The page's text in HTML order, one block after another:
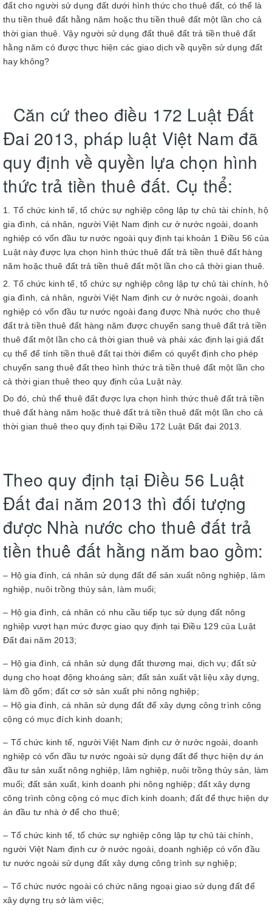
đất cho người sử dụng đất dưới hình thức cho thuê đất, có thể là
thu tiền thuê đất hằng năm hoặc thu tiền thuê đất một lần cho cả
thời gian thuê. Vậy người sử dụng đất thuê đất trả tiền thuê đất
hằng năm có được thực hiện các giao dịch về quyền sử dụng đất
hay không?
Căn cứ theo điều 172 Luật Đất
Đai 2013, pháp luật Việt Nam đã
quy định về quyền lựa chọn hình
thức trả tiền thuê đất. Cụ thể:
Tổ chức kinh tế, tổ chức sự nghiệp công lập tự chủ tài chính, hộ
gia đình, cá nhân, người Việt Nam định cư ở nước ngoài, doanh
nghiệp có vốn đầu tư nước ngoài quy định tại khoản 1 Điều 56 của
Luật này được lựa chọn hình thức thuê đất trả tiền thuê đất hàng
năm hoặc thuê đất trả tiền thuê đất một lần cho cả thời gian thuê.
Tổ chức kinh tế, tổ chức sự nghiệp công lập tự chủ tài chính, hộ
gia đình, cá nhân, người Việt Nam định cư ở nước ngoài, doanh
nghiệp có vốn đầu tư nước ngoài đang được Nhà nước cho thuê
đất trả tiền thuê đất hàng năm được chuyển sang thuê đất trả tiền
thuê đất một lần cho cả thời gian thuê và phải xác định lại giá đất
cụ thể để tính tiền thuê đất tại thời điểm có quyết định cho phép
chuyển sang thuê đất theo hình thức trả tiền thuê đất một lần cho
cả thời gian thuê theo quy định của Luật này.
Do đó, chủ thể thuê đất được lựa chọn hình thức thuê đất trả tiền
thuê đất hàng năm hoặc thuê đất trả tiền thuê đất một lần cho cả
thời gian thuê theo quy định tại Điều 172 Luật Đất đai 2013.
Theo quy định tại Điều 56 Luật
Đất đai năm 2013 thì đối tượng
được Nhà nước cho thuê đất trả
tiền thuê đất hằng năm bao gồm:
– Hộ gia đình, cá nhân sử dụng đất để sản xuất nông nghiệp, lâm
nghiệp, nuôi trồng thủy sản, làm muối;
– Hộ gia đình, cá nhân có nhu cầu tiếp tục sử dụng đất nông
nghiệp vượt hạn mức được giao quy định tại Điều 129 của Luật
Đất đai năm 2013;
– Hộ gia đình, cá nhân sử dụng đất thương mại, dịch vụ; đất sử
dụng cho hoạt động khoáng sản; đất sản xuất vật liệu xây dựng,
làm đồ gốm; đất cơ sở sản xuất phi nông nghiệp;
– Hộ gia đình, cá nhân sử dụng đất để xây dựng công trình công
cộng có mục đích kinh doanh;
– Tổ chức kinh tế, người Việt Nam định cư ở nước ngoài, doanh
nghiệp có vốn đầu tư nước ngoài sử dụng đất để thực hiện dự án
đầu tư sản xuất nông nghiệp, lâm nghiệp, nuôi trồng thủy sản, làm
muối; đất sản xuất, kinh doanh phi nông nghiệp; đất xây dựng
công trình công cộng có mục đích kinh doanh; đất để thực hiện dự
án đầu tư nhà ở để cho thuê;
– Tổ chức kinh tế, tổ chức sự nghiệp công lập tự chủ tài chính,
người Việt Nam định cư ở nước ngoài, doanh nghiệp có vốn đầu
tư nước ngoài sử dụng đất xây dựng công trình sự nghiệp;
– Tổ chức nước ngoài có chức năng ngoại giao sử dụng đất để
xây dựng trụ sở làm việc;